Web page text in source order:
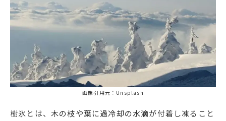
画像引用元：Unsplash
樹氷とは、木の枝や葉に過冷却の水滴が付着し凍ること